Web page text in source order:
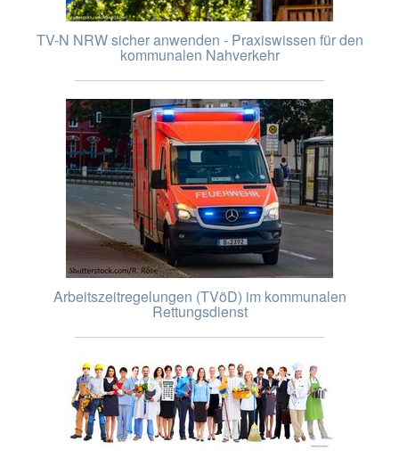
TV-N NRW sicher anwenden - Praxiswissen für den
kommunalen Nahverkehr
Arbeitszeitregelungen (TVöD) im kommunalen
Rettungsdienst